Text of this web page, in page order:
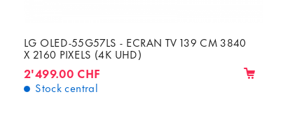
LG OLED-55G57LS - ECRAN TV 139 CM 3840
X 2160 PIXELS (4K UHD)
2'499.00 CHF
Stock central